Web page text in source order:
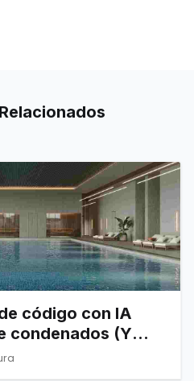
Relacionados
código con IA
condenados (Y
advirtió)